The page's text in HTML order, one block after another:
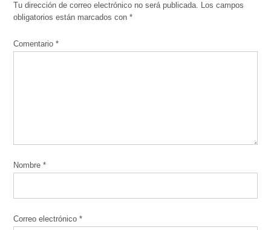
Tu dirección de correo electrónico no será publicada. Los campos
obligatorios están marcados con*
Comentario*
Nombre*
Correo electrónico*